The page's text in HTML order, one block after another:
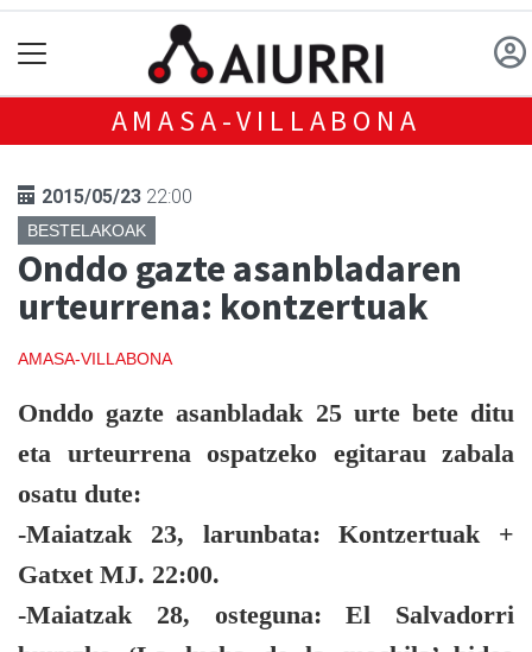
AMASA-VILLABONA
2015/05/23 22:00
BESTELAKOAK
Onddo gazte asanbladaren
urteurrena: kontzertuak
AMASA-VILLABONA
Onddo gazte asanbladak 25 urte bete ditu
eta urteurrena ospatzeko egitarau zabala
osatu dute:
-Maiatzak 23, larunbata: Kontzertuak +
Gatxet MJ. 22:00.
-Maiatzak 28, osteguna: El Salvadorri